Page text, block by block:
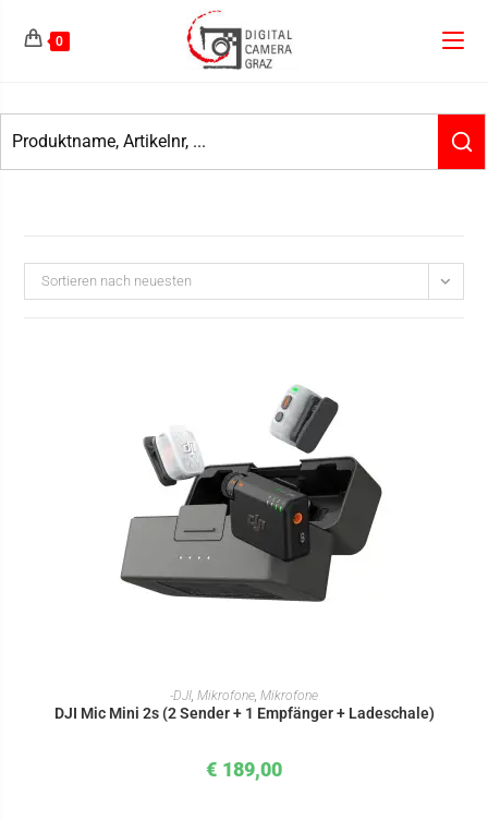
0
Sortieren nach neuesten
IN DEN WARENKORB
-DJI Mikrofone Mikrofone
DJI Mic Mini 2s (2 Sender + 1 Empfänger + Ladeschale)
€ 189,00